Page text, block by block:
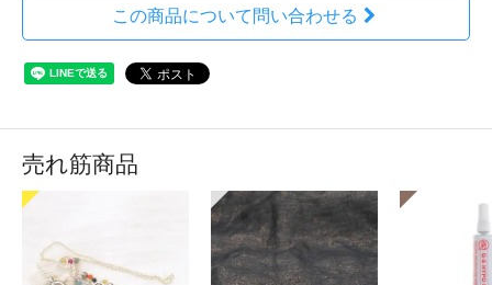
この商品について問い合わせる
売れ筋商品